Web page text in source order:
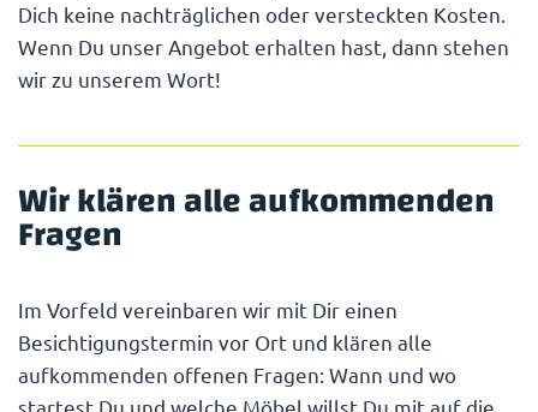
Dich keine nachträglichen oder versteckten Kosten.
Wenn Du unser Angebot erhalten hast, dann stehen
wir zu unserem Wort!
Wir klären alle aufkommenden
Fragen
Im Vorfeld vereinbaren wir mit Dir einen
Besichtigungstermin vor Ort und klären alle
aufkommenden offenen Fragen: Wann und wo
startest Du und welche Möbel willst Du mit auf die